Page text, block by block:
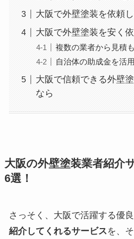
大阪で外壁塗装を依頼
大阪で外壁塗装を安く
複数の業者から見積
自治体の助成金を活
大阪で信頼できる外壁
なら
大阪の外壁塗装業者紹介
6選！
さっそく、大阪で活躍する優
紹介してくれるサービスを、